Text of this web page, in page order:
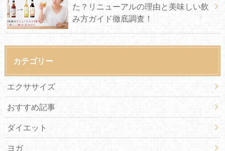
た？リニューアルの理由と美味しい飲
み方ガイド徹底調査！
カテゴリー
エクササイズ
おすすめ記事
ダイエット
ヨガ